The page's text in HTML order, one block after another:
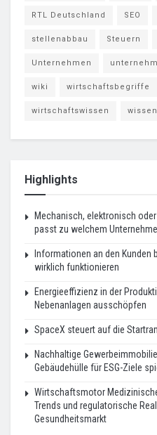
RTL Deutschland SEO
stellenabbau Steuern
Unternehmen
wiki wirtschaftsbegriffe
wirtschaftswissen wissen
Highlights
Mechanisch, elektronisch
passt zu welchem
Informationen an den Kunden
wirklich funktionieren
Energieeffizienz in der
Nebenanlagen ausschöpfen
SpaceX steuert auf die
Nachhaltige
Gebäudehülle für ESG-Ziele
Wirtschaftsmotor
Trends und regulatorische
Gesundheitsmarkt